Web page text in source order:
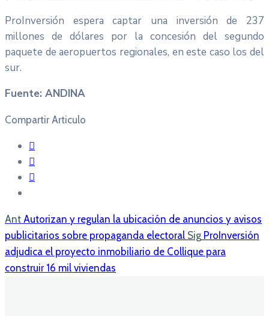
ProInversión espera captar una inversión de 237
millones de dólares por la concesión del segundo
paquete de aeropuertos regionales, en este caso los del
sur.
Fuente: ANDINA
Compartir Articulo
Ant Autorizan y regulan la ubicación de anuncios y avisos
publicitarios sobre propaganda electoral Sig ProInversión
adjudica el proyecto inmobiliario de Collique para
construir 16 mil viviendas